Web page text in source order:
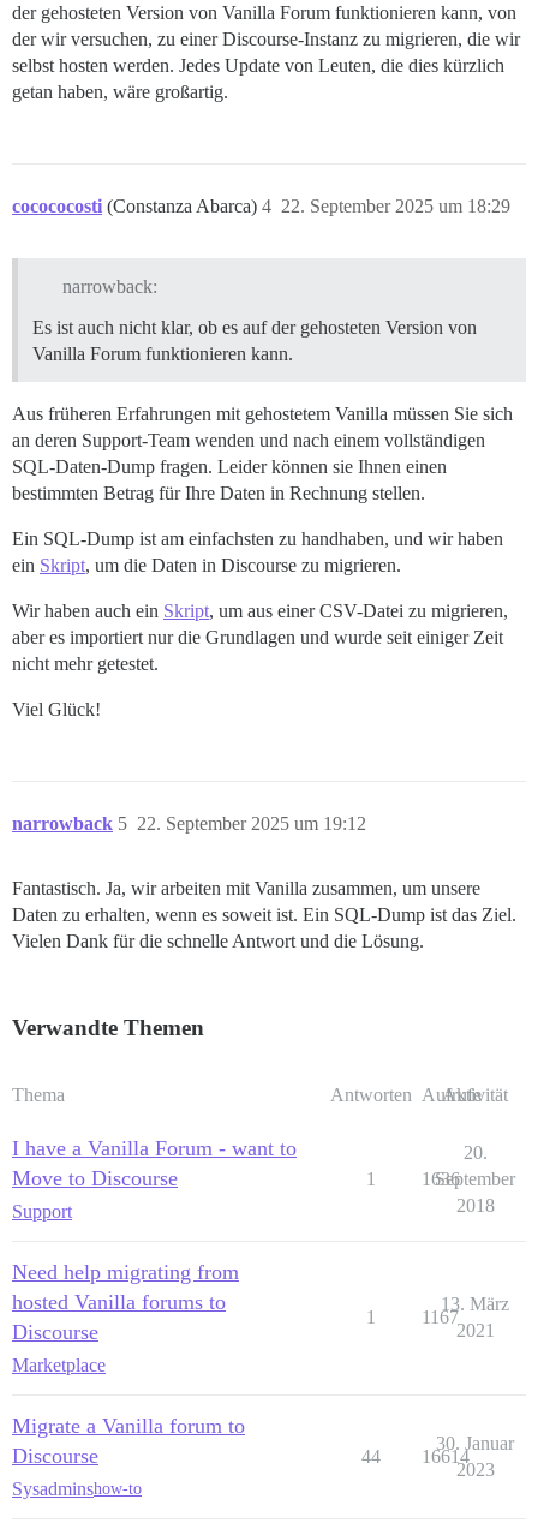
der gehosteten Version von Vanilla Forum funktionieren kann, von
der wir versuchen, zu einer Discourse-Instanz zu migrieren, die wir
selbst hosten werden. Jedes Update von Leuten, die dies kürzlich
getan haben, wäre großartig.
cocococosti (Constanza Abarca) 22. September 2025 um 18:29
4
narrowback:
Es ist auch nicht klar, ob es auf der gehosteten Version von
Vanilla Forum funktionieren kann.
Aus früheren Erfahrungen mit gehostetem Vanilla müssen Sie sich
an deren Support-Team wenden und nach einem vollständigen
SQL-Daten-Dump fragen. Leider können sie Ihnen einen
bestimmten Betrag für Ihre Daten in Rechnung stellen.
Ein SQL-Dump ist am einfachsten zu handhaben, und wir haben
ein Skript, um die Daten in Discourse zu migrieren.
Wir haben auch ein Skript, um aus einer CSV-Datei zu migrieren,
aber es importiert nur die Grundlagen und wurde seit einiger Zeit
nicht mehr getestet.
Viel Glück!
narrowback 22. September 2025 um 19:12
5
Fantastisch. Ja, wir arbeiten mit Vanilla zusammen, um unsere
Daten zu erhalten, wenn es soweit ist. Ein SQL-Dump ist das Ziel.
Vielen Dank für die schnelle Antwort und die Lösung.
Verwandte Themen
Thema Antworten Aufrufe
Aktivität
I have a Vanilla Forum - want to
Move to Discourse
Support
1 1636
20.
September
2018
Need help migrating from
hosted Vanilla forums to
Discourse
Marketplace
1 1167
13. März
2021
Migrate a Vanilla forum to
Discourse
Sysadminshow-to
44 16614
30. Januar
2023